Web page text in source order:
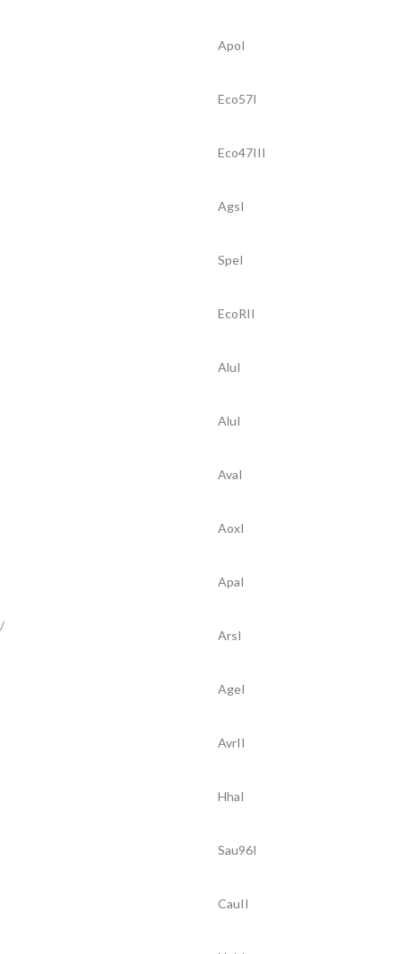
ApoI
Eco57I
Eco47III
AgsI
SpeI
EcoRII
AluI
AluI
AvaI
AoxI
ApaI
ArsI
AgeI
AvrII
HhaI
Sau96I
CauII